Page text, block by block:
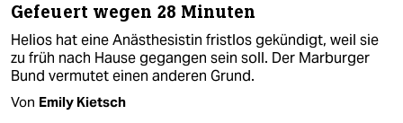
Gefeuert wegen 28 Minuten
Helios hat eine Anästhesistin fristlos gekündigt, weil sie
zu früh nach Hause gegangen sein soll. Der Marburger
Bund vermutet einen anderen Grund.
Von Emily Kietsch